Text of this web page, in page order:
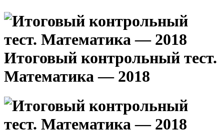
Итоговый контрольный тест.
Математика — 2018